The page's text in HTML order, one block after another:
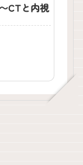
CTと内視